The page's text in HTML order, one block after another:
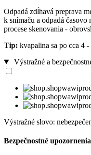
Odpadá zdĺhavá preprava
k snímaču a odpadá
procese skenovania -
Tip: kvapalina sa po cca 4
Výstražné a
Výstražné slovo:
Bezpečnostné